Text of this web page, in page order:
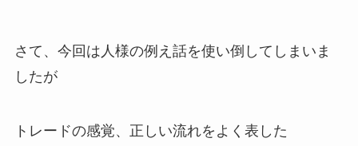
さて、今回は人様の例え話を使い倒してしまいま
したが
トレードの感覚、正しい流れをよく表した